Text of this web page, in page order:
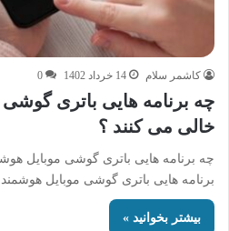
کاشمر سلام 14 خرداد 1402 0
چه برنامه هایی باتری گوشی
خالی می کنند ؟
چه برنامه هایی باتری گوشی موبایل
برنامه هایی باتری گوشی موبایل
بیشتر بخوانید »